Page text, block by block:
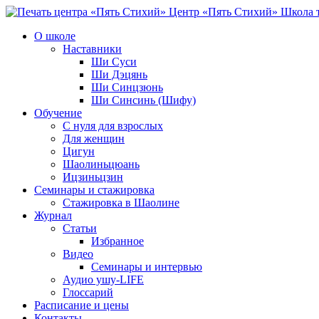
Центр «Пять Стихий» Школа
О школе
Наставники
Ши Суси
Ши Дэцянь
Ши Синцзюнь
Ши Синсинь (Шифу)
Обучение
С нуля для взрослых
Для женщин
Цигун
Шаолиньцюань
Ицзиньцзин
Семинары и стажировка
Стажировка в Шаолине
Журнал
Статьи
Избранное
Видео
Семинары и интервью
Аудио ушу-LIFE
Глоссарий
Расписание и цены